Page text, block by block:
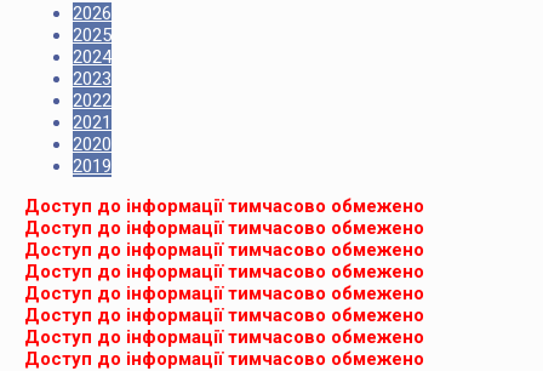
2026
2025
2024
2023
2022
2021
2020
2019
Доступ до інформації тимчасово обмежено
Доступ до інформації тимчасово обмежено
Доступ до інформації тимчасово обмежено
Доступ до інформації тимчасово обмежено
Доступ до інформації тимчасово обмежено
Доступ до інформації тимчасово обмежено
Доступ до інформації тимчасово обмежено
Доступ до інформації тимчасово обмежено